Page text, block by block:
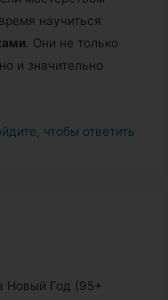
научиться
. Они не только
и значительно
чтобы ответить
Новый Год (95+